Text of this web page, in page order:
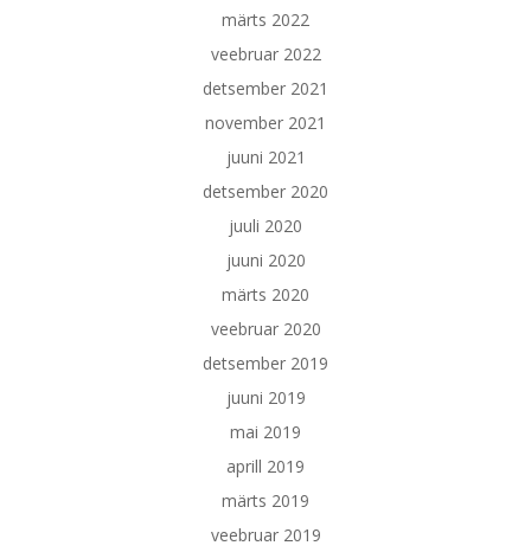
märts 2022
veebruar 2022
detsember 2021
november 2021
juuni 2021
detsember 2020
juuli 2020
juuni 2020
märts 2020
veebruar 2020
detsember 2019
juuni 2019
mai 2019
aprill 2019
märts 2019
veebruar 2019